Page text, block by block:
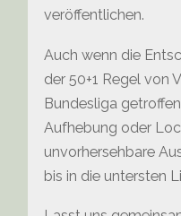
veröffentlichen.
Auch wenn die
der 50+1 Regel von
Bundesliga
Aufhebung oder
unvorhersehbare
bis in die untersten